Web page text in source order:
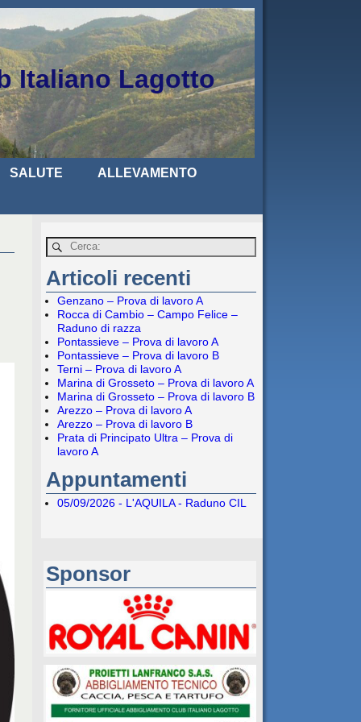
Italiano Lagotto
SALUTE ALLEVAMENTO
Articoli recenti
Genzano – Prova di lavoro A
Rocca di Cambio – Campo Felice –
Raduno di razza
Pontassieve – Prova di lavoro A
Pontassieve – Prova di lavoro B
Terni – Prova di lavoro A
Marina di Grosseto – Prova di lavoro A
Marina di Grosseto – Prova di lavoro B
Arezzo – Prova di lavoro A
Arezzo – Prova di lavoro B
Prata di Principato Ultra – Prova di
lavoro A
Appuntamenti
05/09/2026 - L'AQUILA - Raduno CIL
Sponsor